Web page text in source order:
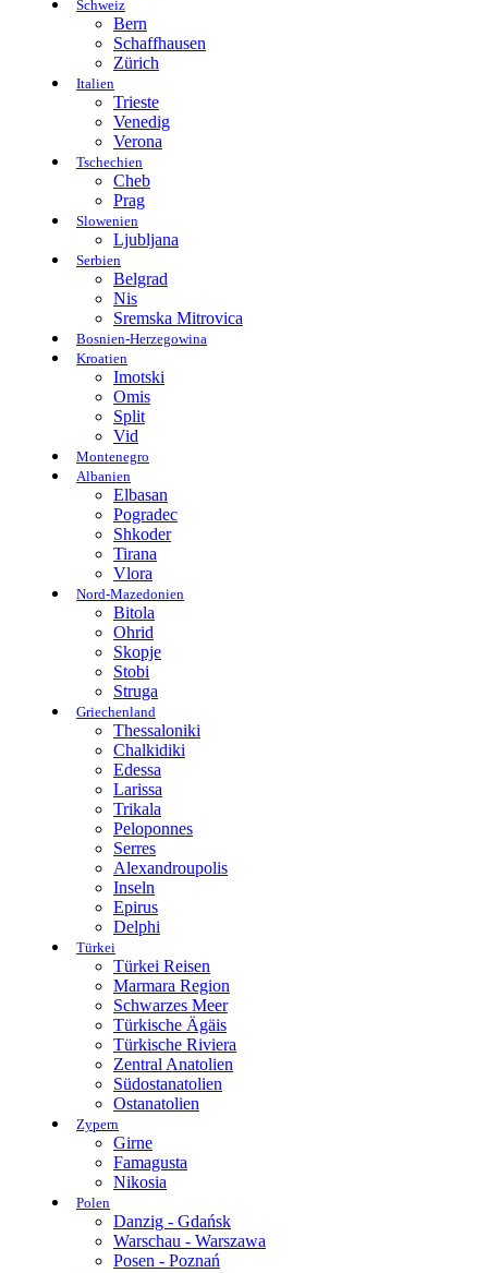
Schweiz
Bern
Schaffhausen
Zürich
Italien
Trieste
Venedig
Verona
Tschechien
Cheb
Prag
Slowenien
Ljubljana
Serbien
Belgrad
Nis
Sremska Mitrovica
Bosnien-Herzegowina
Kroatien
Imotski
Omis
Split
Vid
Montenegro
Albanien
Elbasan
Pogradec
Shkoder
Tirana
Vlora
Nord-Mazedonien
Bitola
Ohrid
Skopje
Stobi
Struga
Griechenland
Thessaloniki
Chalkidiki
Edessa
Larissa
Trikala
Peloponnes
Serres
Alexandroupolis
Inseln
Epirus
Delphi
Türkei
Türkei Reisen
Marmara Region
Schwarzes Meer
Türkische Ägäis
Türkische Riviera
Zentral Anatolien
Südostanatolien
Ostanatolien
Zypern
Girne
Famagusta
Nikosia
Polen
Danzig - Gdańsk
Warschau - Warszawa
Posen - Poznań